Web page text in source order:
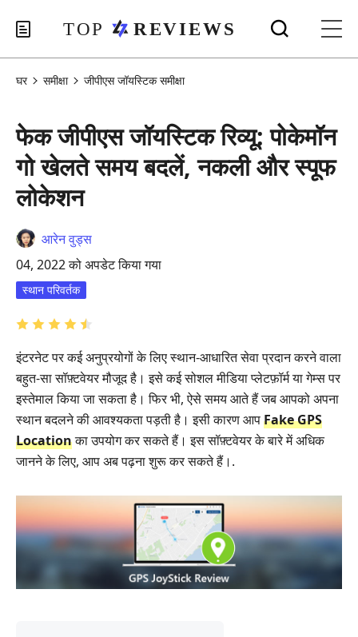
घर समीक्षा जीपीएस जॉयस्टिक समीक्षा
फेक जीपीएस जॉयस्टिक रिव्यू: पोकेमॉन
गो खेलते समय बदलें, नकली और स्पूफ
लोकेशन
आरेन वुड्स
04, 2022 को अपडेट किया गया
स्थान परिवर्तक
इंटरनेट पर कई अनुप्रयोगों के लिए स्थान-आधारित सेवा प्रदान करने वाला
बहुत‑सा सॉफ़्टवेयर मौजूद है। इसे कई सोशल मीडिया प्लेटफ़ॉर्म या गेम्स पर
इस्तेमाल किया जा सकता है। फिर भी, ऐसे समय आते हैं जब आपको अपना
स्थान बदलने की आवश्यकता पड़ती है। इसी कारण आपFake GPS
Locationका उपयोग कर सकते हैं। इस सॉफ़्टवेयर के बारे में अधिक
जानने के लिए, आप अब पढ़ना शुरू कर सकते हैं।.